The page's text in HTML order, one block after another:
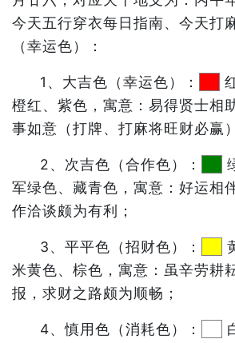
今天五行穿衣每日指南、今天打
（幸运色）：
1、大吉色（幸运色）：
橙红、紫色，寓意：易得贤士相
事如意（打牌、打麻将旺财必赢
2、次吉色（合作色）：
军绿色、藏青色，寓意：好运相
作洽谈颇为有利；
3、平平色（招财色）：
米黄色、棕色，寓意：虽辛劳耕
报，求财之路颇为顺畅；
4、慎用色（消耗色）：